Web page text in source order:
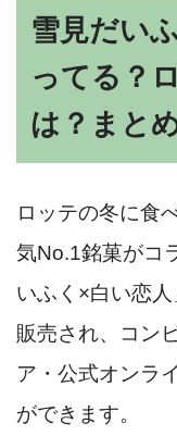
雪見だい
ってる？
は？まと
ロッテの冬に食
気No.1銘菓がコ
いふく×白い恋
販売され、コン
ア・公式オンラ
ができます。